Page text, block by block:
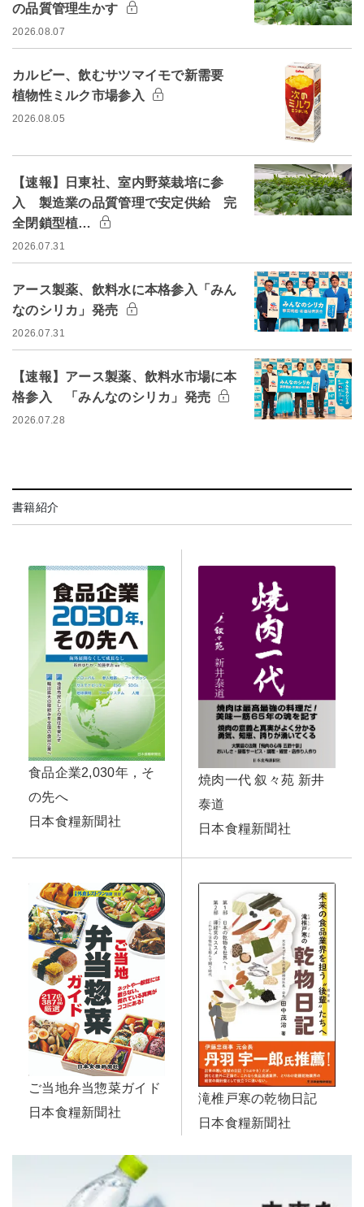
の品質管理生かす
2026.08.07
カルビー、飲むサツマイモで新需要
植物性ミルク市場参入
2026.08.05
【速報】日東社、室内野菜栽培に参
入 製造業の品質管理で安定供給 完
全閉鎖型植…
2026.07.31
アース製薬、飲料水に本格参入「みん
なのシリカ」発売
2026.07.31
【速報】アース製薬、飲料水市場に本
格参入 「みんなのシリカ」発売
2026.07.28
書籍紹介
食品企業2,030年，そ
の先へ
日本食糧新聞社
焼肉一代 叙々苑 新井
泰道
日本食糧新聞社
ご当地弁当惣菜ガイド
日本食糧新聞社
滝椎戸寒の乾物日記
日本食糧新聞社